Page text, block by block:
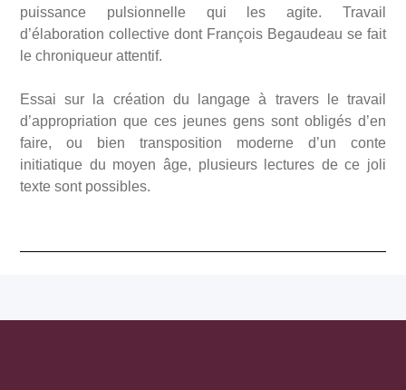
puissance pulsionnelle qui les agite. Travail
d’élaboration collective dont François Begaudeau se fait
le chroniqueur attentif.
Essai sur la création du langage à travers le travail
d’appropriation que ces jeunes gens sont obligés d’en
faire, ou bien transposition moderne d’un conte
initiatique du moyen âge, plusieurs lectures de ce joli
texte sont possibles.